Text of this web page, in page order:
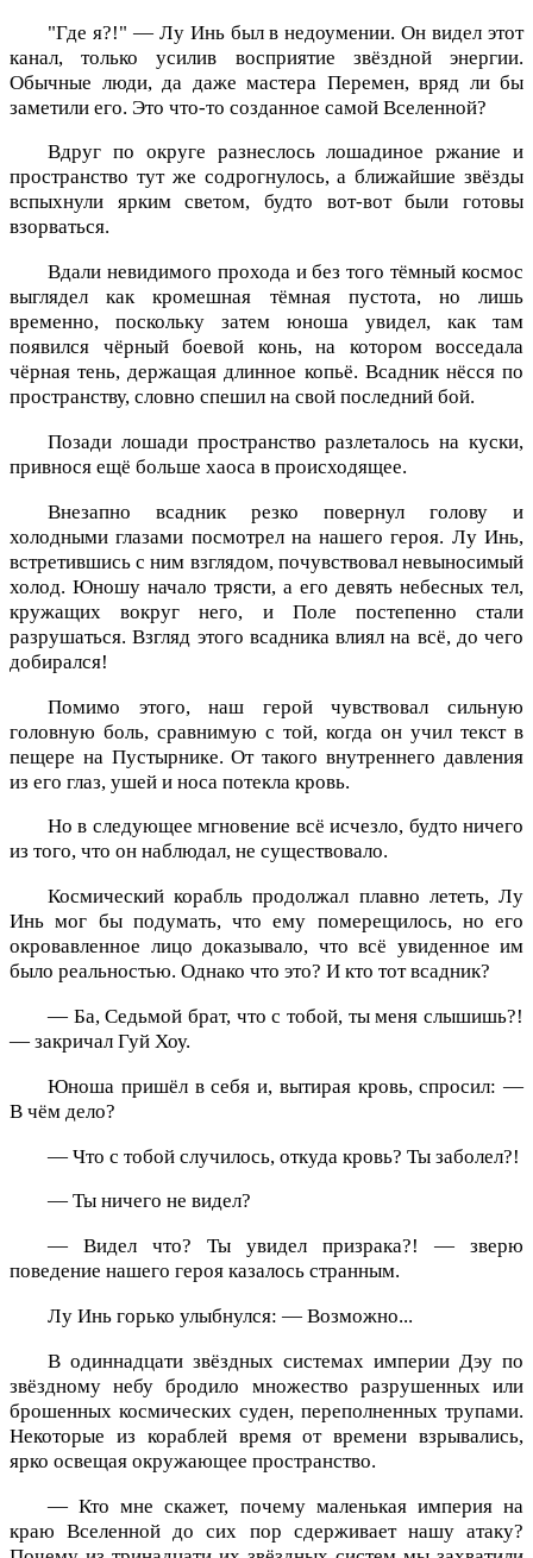
"Где я?!" — Лу Инь был в недоумении. Он видел этот
канал, только усилив восприятие звёздной энергии.
Обычные люди, да даже мастера Перемен, вряд ли бы
заметили его. Это что-то созданное самой Вселенной?
Вдруг по округе разнеслось лошадиное ржание и
пространство тут же содрогнулось, а ближайшие звёзды
вспыхнули ярким светом, будто вот-вот были готовы
взорваться.
Вдали невидимого прохода и без того тёмный космос
выглядел как кромешная тёмная пустота, но лишь
временно, поскольку затем юноша увидел, как там
появился чёрный боевой конь, на котором восседала
чёрная тень, держащая длинное копьё. Всадник нёсся по
пространству, словно спешил на свой последний бой.
Позади лошади пространство разлеталось на куски,
привнося ещё больше хаоса в происходящее.
Внезапно всадник резко повернул голову и
холодными глазами посмотрел на нашего героя. Лу Инь,
встретившись с ним взглядом, почувствовал невыносимый
холод. Юношу начало трясти, а его девять небесных тел,
кружащих вокруг него, и Поле постепенно стали
разрушаться. Взгляд этого всадника влиял на всё, до чего
добирался!
Помимо этого, наш герой чувствовал сильную
головную боль, сравнимую с той, когда он учил текст в
пещере на Пустырнике. От такого внутреннего давления
из его глаз, ушей и носа потекла кровь.
Но в следующее мгновение всё исчезло, будто ничего
из того, что он наблюдал, не существовало.
Космический корабль продолжал плавно лететь, Лу
Инь мог бы подумать, что ему померещилось, но его
окровавленное лицо доказывало, что всё увиденное им
было реальностью. Однако что это? И кто тот всадник?
— Ба, Седьмой брат, что с тобой, ты меня слышишь?!
— закричал Гуй Хоу.
Юноша пришёл в себя и, вытирая кровь, спросил: —
В чём дело?
— Что с тобой случилось, откуда кровь? Ты заболел?!
— Ты ничего не видел?
— Видел что? Ты увидел призрака?! — зверю
поведение нашего героя казалось странным.
Лу Инь горько улыбнулся: — Возможно...
В одиннадцати звёздных системах империи Дэу по
звёздному небу бродило множество разрушенных или
брошенных космических суден, переполненных трупами.
Некоторые из кораблей время от времени взрывались,
ярко освещая окружающее пространство.
— Кто мне скажет, почему маленькая империя на
краю Вселенной до сих пор сдерживает нашу атаку?